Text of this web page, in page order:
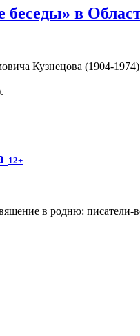
в
Кузнецова (1904-1974)
12+
в родню: писатели-